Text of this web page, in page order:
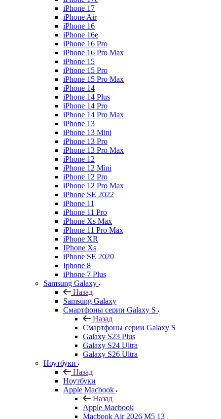
iPhone 17
iPhone Air
iPhone 16
iPhone 16e
iPhone 16 Pro
iPhone 16 Pro Max
iPhone 15
iPhone 15 Pro
iPhone 15 Pro Max
iPhone 14
iPhone 14 Plus
iPhone 14 Pro
iPhone 14 Pro Max
iPhone 13
iPhone 13 Mini
iPhone 13 Pro
iPhone 13 Pro Max
iPhone 12
iPhone 12 Mini
iPhone 12 Pro
iPhone 12 Pro Max
iPhone SE 2022
iPhone 11
iPhone 11 Pro
iPhone Xs Max
iPhone 11 Pro Max
iPhone XR
IPhone Xs
iPhone SE 2020
Iphone 8
iPhone 7 Plus
Samsung Galaxy
Назад
Samsung Galaxy
Смартфоны серии Galaxy S
Назад
Смартфоны серии Galaxy S
Galaxy S23 Plus
Galaxy S24 Ultra
Galaxy S26 Ultra
Ноутбуки
Назад
Ноутбуки
Apple Macbook
Назад
Apple Macbook
Macbook Air 2026 M5 13